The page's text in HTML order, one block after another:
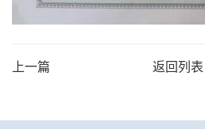
上一篇 返回列表